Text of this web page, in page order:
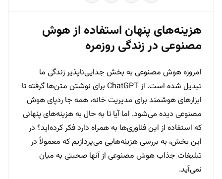
هزینه‌های پنهان استفاده از هوش
مصنوعی در زندگی روزمره
امروزه هوش مصنوعی به بخش جدایی‌ناپذیر زندگی ما
تبدیل شده است. ازChatGPT برای نوشتن متن‌ها گرفته تا
ابزارهای هوشمند برای مدیریت خانه، همه جا ردپای هوش
مصنوعی دیده می‌شود. اما آیا تا به حال به هزینه‌های پنهانی
که استفاده از این فناوری‌ها به همراه دارد فکر کرده‌اید؟ در
این بخش، به بررسی هزینه‌هایی می‌پردازیم که معمولاً در
تبلیغات جذاب هوش مصنوعی از آنها صحبتی به میان
نمی‌آید.